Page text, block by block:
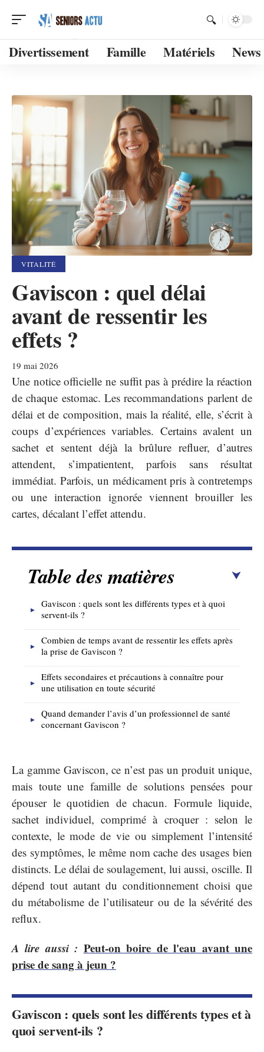
Divertissement Famille Matériels News
VITALITÉ
Gaviscon : quel délai
avant de ressentir les
effets ?
19 mai 2026
Une notice officielle ne suffit pas à prédire la réaction
de chaque estomac. Les recommandations parlent de
délai et de composition, mais la réalité, elle, s’écrit à
coups d’expériences variables. Certains avalent un
sachet et sentent déjà la brûlure refluer, d’autres
attendent, s’impatientent, parfois sans résultat
immédiat. Parfois, un médicament pris à contretemps
ou une interaction ignorée viennent brouiller les
cartes, décalant l’effet attendu.
Table des matières
Gaviscon : quels sont les différents types et à quoi
servent-ils ?
Combien de temps avant de ressentir les effets après
la prise de Gaviscon ?
Effets secondaires et précautions à connaître pour
une utilisation en toute sécurité
Quand demander l’avis d’un professionnel de santé
concernant Gaviscon ?
La gamme Gaviscon, ce n’est pas un produit unique,
mais toute une famille de solutions pensées pour
épouser le quotidien de chacun. Formule liquide,
sachet individuel, comprimé à croquer : selon le
contexte, le mode de vie ou simplement l’intensité
des symptômes, le même nom cache des usages bien
distincts. Le délai de soulagement, lui aussi, oscille. Il
dépend tout autant du conditionnement choisi que
du métabolisme de l’utilisateur ou de la sévérité des
reflux.
A lire aussi : Peut-on boire de l'eau avant une
prise de sang à jeun ?
Gaviscon : quels sont les différents types et à
quoi servent-ils ?